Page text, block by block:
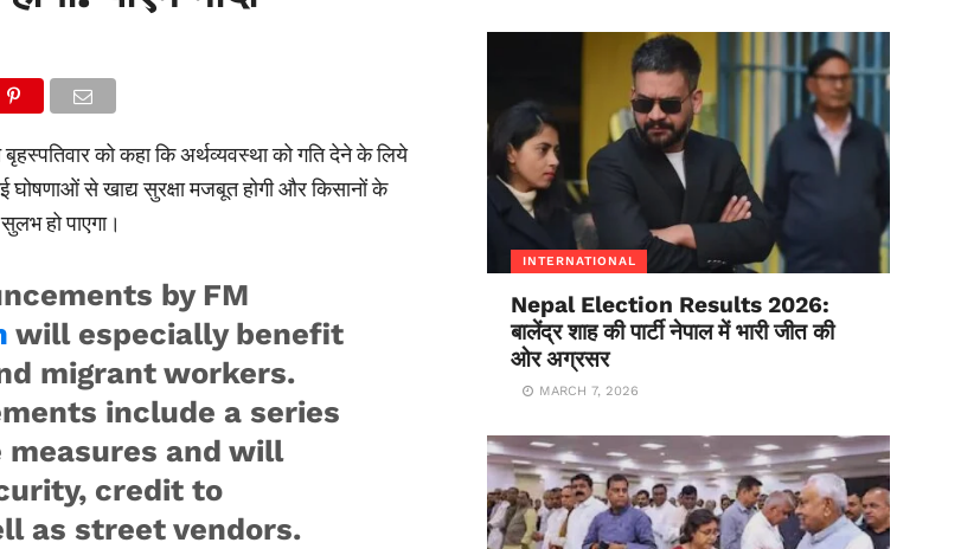
बृहस्पतिवार को कहा कि अर्थव्यवस्था को गति देने के लिये
से खाद्य सुरक्षा मजबूत होगी और किसानों के
हो पाएगा।
by FM
will especially benefit
migrant workers.
include a series
measures and will
credit to
as street vendors.
INTERNATIONAL
Nepal Election Results 2026:
बालेंद्र शाह की पार्टी नेपाल में भारी जीत की
ओर अग्रसर
MARCH 7, 2026